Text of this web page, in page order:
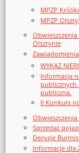
MPZP
MPZP
Olsztynie
WYKAZ
Informacja
publicznych
publiczna.
II Konkurs
Sprzedaż
Decyzje
Informacje dla